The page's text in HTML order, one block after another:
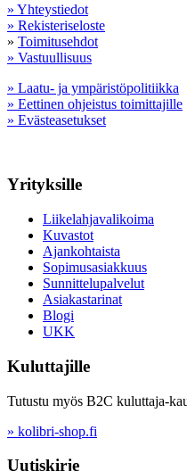
» Yhteystiedot
» Rekisteriseloste
» Toimitusehdot
» Vastuullisuus
» Laatu- ja ympäristöpolitiikka
» Eettinen ohjeistus toimittajille
» Evästeasetukset
Yrityksille
Liikelahjavalikoima
Kuvastot
Ajankohtaista
Sopimusasiakkuus
Sunnittelupalvelut
Asiakastarinat
Blogi
UKK
Kuluttajille
Tutustu myös B2C kuluttaja-
» kolibri-shop.fi
Uutiskirje